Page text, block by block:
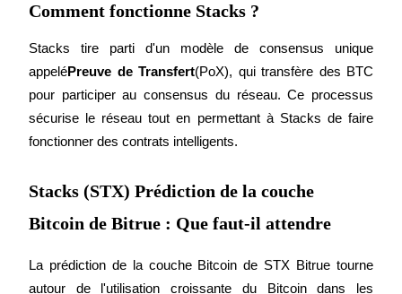
Analyse de mégadonnées, y compris des informations
Comment fonctionne Stacks ?
Stacks tire parti d'un modèle de consensus unique
appeléPreuve de Transfert(PoX), qui transfère des BTC
pour participer au consensus du réseau. Ce processus
sécurise le réseau tout en permettant à Stacks de faire
fonctionner des contrats intelligents.
Stacks (STX) Prédiction de la couche
Bitcoin de Bitrue : Que faut-il attendre
La prédiction de la couche Bitcoin de STX Bitrue tourne
autour de l'utilisation croissante du Bitcoin dans les